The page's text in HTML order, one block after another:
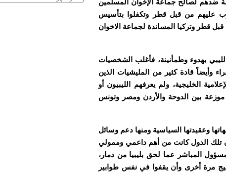
ضدهم لصالح جماعة الإخوان المسلمين
عليهم من قبل قطر وتكفلوا بتأسيس
قطر وتركيا المساندة لجماعة الاخوان
بهدوء وطمأنينة، فأغلب الشخصيات
وأيضاً قادة كثير من المليشيات الذين
الخليجية، ولم يعرفهم الليبيون أو
موزعة بين الدوحة والأردن ومصر وتونس
وعقيدتها السياسية ومنها دعم وسائل
أنصار القذافي والمعارضين تماماً لما حدث في ليبيا منذ 2011 رغم أن تلك الدول كانت من أهم داعمي وممولي
المباشر عما لحق بليبيا من دمار،
مرة أخرى وأن يقفوا في نفس طوابير